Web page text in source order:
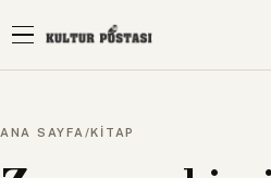
ANA SAYFA /KİTAP